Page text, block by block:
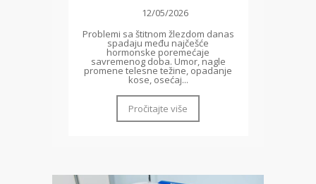
12/05/2026
Problemi sa štitnom žlezdom danas
spadaju među najčešće
hormonske poremećaje
savremenog doba. Umor, nagle
promene telesne težine, opadanje
kose, osećaj...
Pročitajte više